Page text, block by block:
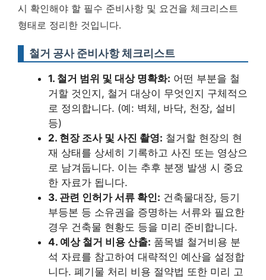
시 확인해야 할 필수 준비사항 및 요건을 체크리스트
형태로 정리한 것입니다.
철거 공사 준비사항 체크리스트
1. 철거 범위 및 대상 명확화: 어떤 부분을 철
거할 것인지, 철거 대상이 무엇인지 구체적으
로 정의합니다. (예: 벽체, 바닥, 천장, 설비
등)
2. 현장 조사 및 사진 촬영: 철거할 현장의 현
재 상태를 상세히 기록하고 사진 또는 영상으
로 남겨둡니다. 이는 추후 분쟁 발생 시 중요
한 자료가 됩니다.
3. 관련 인허가 서류 확인: 건축물대장, 등기
부등본 등 소유권을 증명하는 서류와 필요한
경우 건축물 현황도 등을 미리 준비합니다.
4. 예상 철거 비용 산출: 품목별 철거비용 분
석 자료를 참고하여 대략적인 예산을 설정합
니다. 폐기물 처리 비용 절약법 또한 미리 고